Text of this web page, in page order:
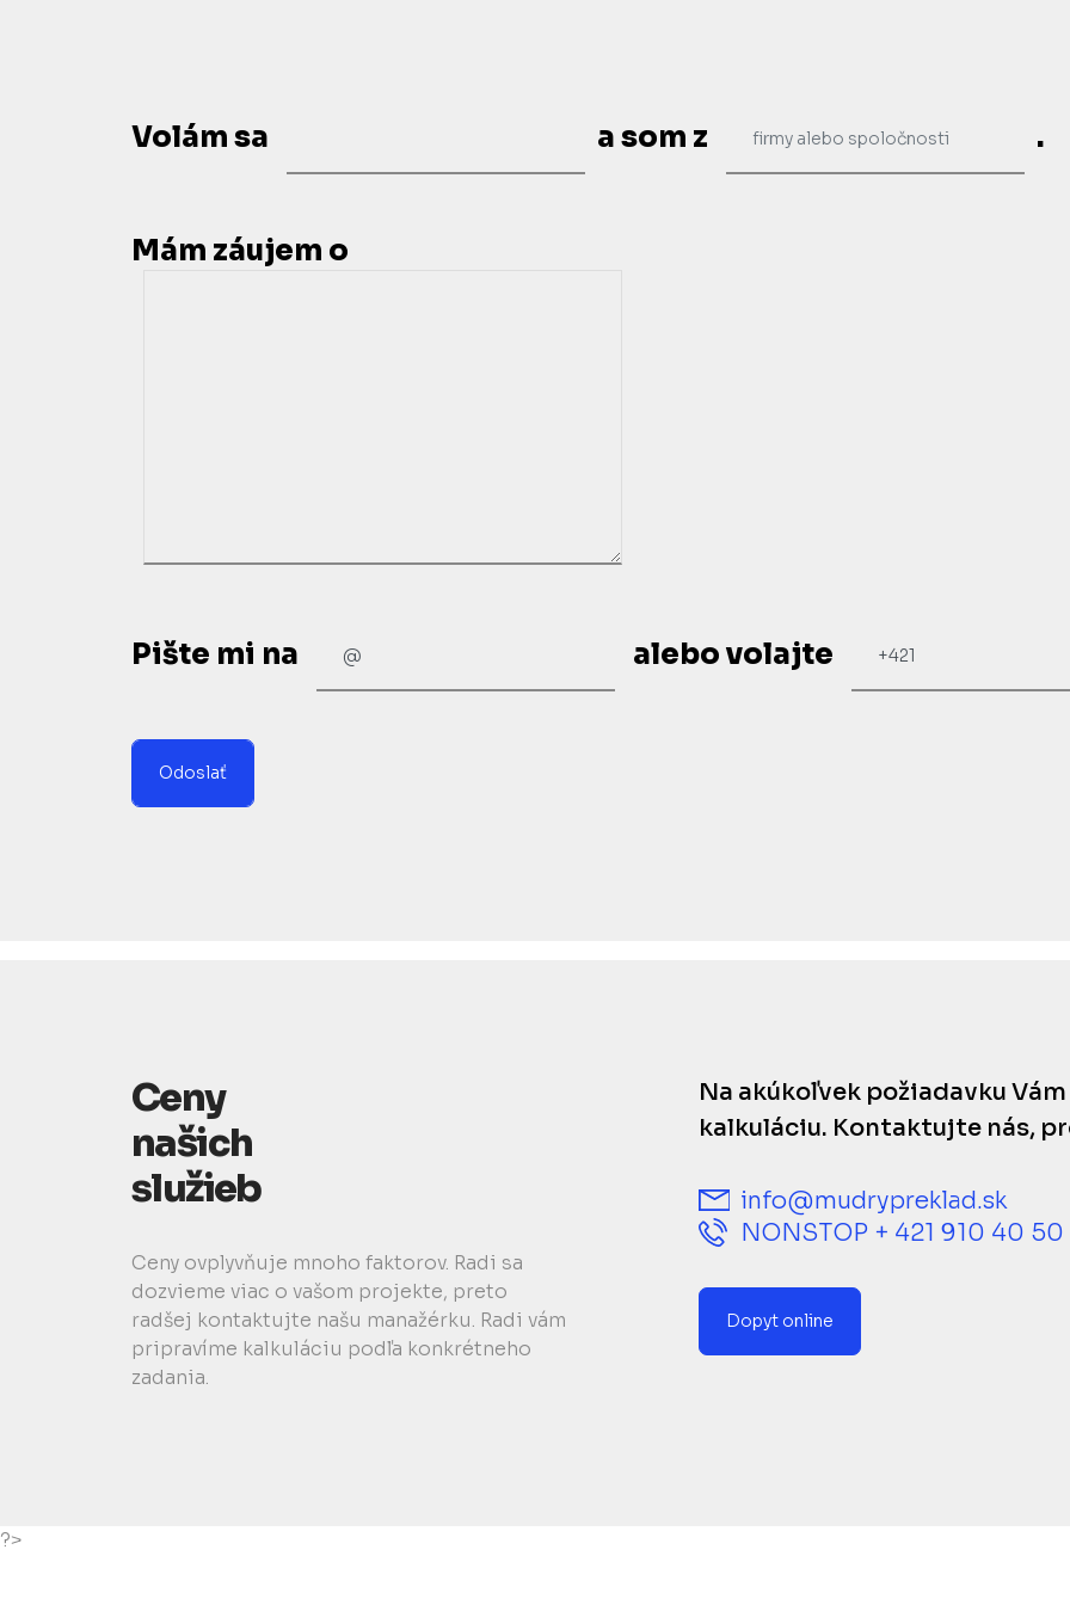
Volám sa a som z .
Mám záujem o
Pište mi na alebo volajte
Ceny
našich
služieb
Ceny ovplyvňuje mnoho faktorov. Radi sa
dozvieme viac o vašom projekte, preto
radšej kontaktujte našu manažérku. Radi vám
pripravíme kalkuláciu podľa konkrétneho
zadania.
Na akúkoľvek požiadavku
kalkuláciu. Kontaktujte nás,
info@mudrypreklad.sk
NONSTOP + 421 910 40
Dopyt online
?>